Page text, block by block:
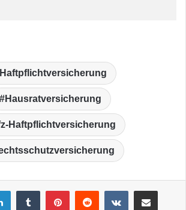
Hausratversicherung
Haftpflichtversicherung
LinkedIn VKontakte